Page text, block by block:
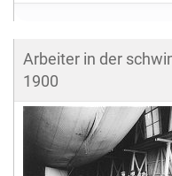
Arbeiter in der
1900